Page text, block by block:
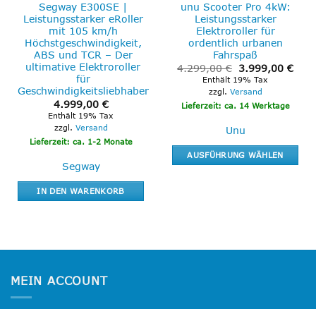
Segway E300SE |
Leistungsstarker eRoller
mit 105 km/h
Höchstgeschwindigkeit,
ABS und TCR – Der
ultimative Elektroroller
für
Geschwindigkeitsliebhaber
4.999,00 €
Enthält 19% Tax
zzgl. Versand
Lieferzeit: ca. 1-2 Monate
Segway
IN DEN WARENKORB
unu Scooter Pro 4kW:
Leistungsstarker
Elektroroller für
ordentlich urbanen
Fahrspaß
4.299,00€ Ursprünglicher
Preis
war:
4.299,00 €
3.999,00€
Enthält 19% Tax
zzgl. Versand
Lieferzeit: ca. 14 Werktage
Unu
AUSFÜHRUNG WÄHLEN
MEIN ACCOUNT